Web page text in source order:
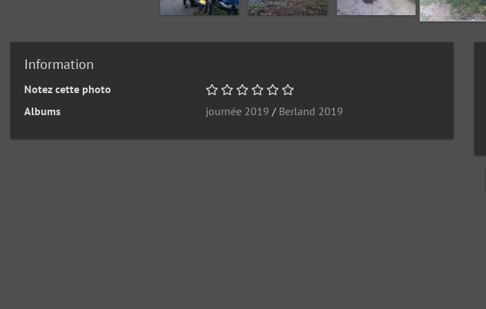
Information
Notez cette photo
Albums
journée 2019 / Berland 2019